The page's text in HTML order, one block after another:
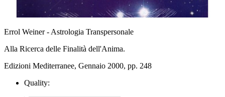
Errol Weiner - Astrologia Transpersonale
Alla Ricerca delle Finalità dell'Anima.
Edizioni Mediterranee, Gennaio 2000, pp. 248
Quality: